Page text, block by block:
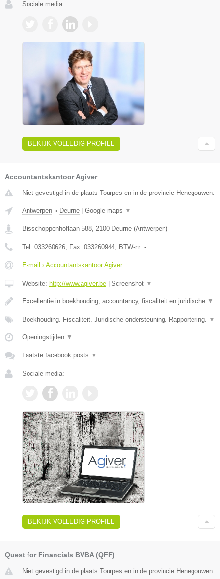
Sociale media:
BEKIJK VOLLEDIG PROFIEL
Accountantskantoor Agiver
Niet gevestigd in de plaats Tourpes en in de provincie Henegouwen.
Antwerpen » Deurne Google maps ▼
Bisschoppenhoflaan 588 2100 Deurne (Antwerpen)
Tel: 033260626 , Fax: 033260944 , BTW-nr: -
E-mail › Accountantskantoor Agiver
Website: http://www.agiver.be Screenshot ▼
Excellentie in boekhouding, accountancy, fiscaliteit en juridische ▼
Boekhouding, Fiscaliteit, Juridische ondersteuning, Rapportering, ▼
Openingstijden ▼
Laatste facebook posts ▼
Sociale media:
BEKIJK VOLLEDIG PROFIEL
Quest for Financials BVBA (QFF)
Niet gevestigd in de plaats Tourpes en in de provincie Henegouwen.